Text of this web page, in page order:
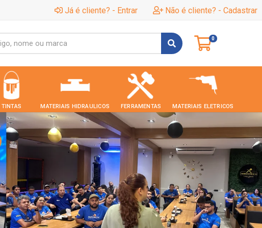
Já é cliente? - Entrar Não é cliente? - Cadastrar
0
TINTAS MATERIAIS HIDRAULICOS FERRAMENTAS MATERIAIS ELETRICOS